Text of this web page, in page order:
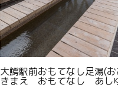
大鰐駅前おもてなし足湯(
きまえ おもてなし あし